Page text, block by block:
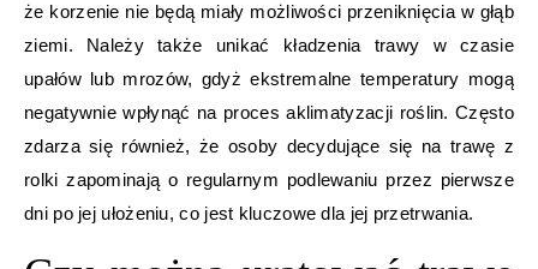
że korzenie nie będą miały możliwości przeniknięcia w głąb
ziemi. Należy także unikać kładzenia trawy w czasie
upałów lub mrozów, gdyż ekstremalne temperatury mogą
negatywnie wpłynąć na proces aklimatyzacji roślin. Często
zdarza się również, że osoby decydujące się na trawę z
rolki zapominają o regularnym podlewaniu przez pierwsze
dni po jej ułożeniu, co jest kluczowe dla jej przetrwania.